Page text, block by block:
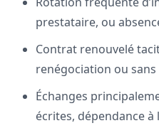
prestataire, ou
Contrat renouvelé
renégociation ou
Échanges
écrites, dépendance